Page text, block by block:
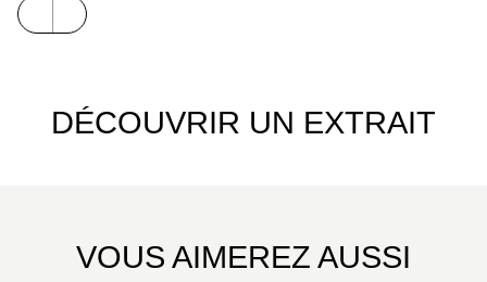
DÉCOUVRIR UN EXTRAIT
VOUS AIMEREZ AUSSI